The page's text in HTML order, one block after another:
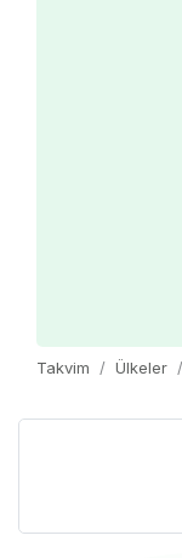
Takvim Ülkeler